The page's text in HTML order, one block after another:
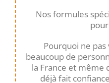
Nos formules
Pourquoi ne pas
beaucoup de
la France et même
déjà fait